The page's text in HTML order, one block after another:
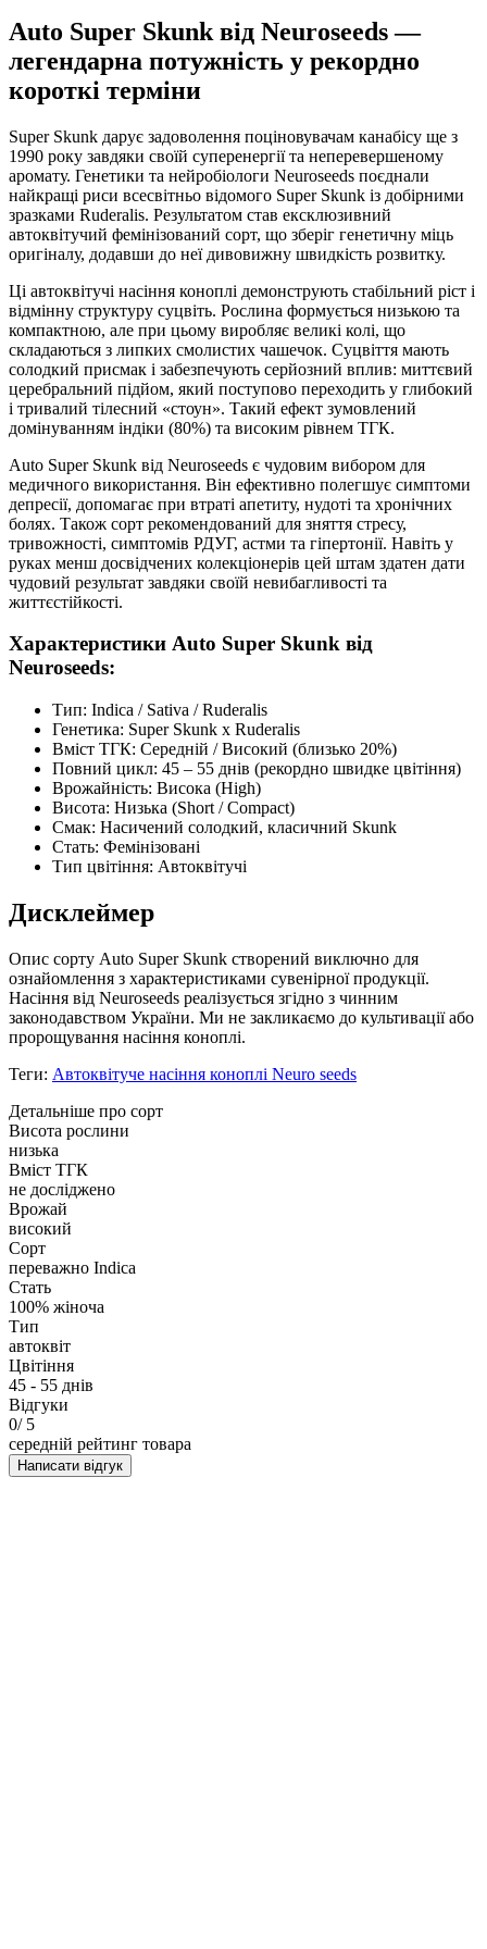
Auto Super Skunk від Neuroseeds —
легендарна потужність у рекордно
короткі терміни
Super Skunk дарує задоволення поціновувачам канабісу ще з
1990 року завдяки своїй суперенергії та неперевершеному
аромату. Генетики та нейробіологи Neuroseeds поєднали
найкращі риси всесвітньо відомого Super Skunk із добірними
зразками Ruderalis. Результатом став ексклюзивний
автоквітучий фемінізований сорт, що зберіг генетичну міць
оригіналу, додавши до неї дивовижну швидкість розвитку.
Ці автоквітучі насіння коноплі демонструють стабільний ріст і
відмінну структуру суцвіть. Рослина формується низькою та
компактною, але при цьому виробляє великі колі, що
складаються з липких смолистих чашечок. Суцвіття мають
солодкий присмак і забезпечують серйозний вплив: миттєвий
церебральний підйом, який поступово переходить у глибокий
і тривалий тілесний «стоун». Такий ефект зумовлений
домінуванням індіки (80%) та високим рівнем ТГК.
Auto Super Skunk від Neuroseeds є чудовим вибором для
медичного використання. Він ефективно полегшує симптоми
депресії, допомагає при втраті апетиту, нудоті та хронічних
болях. Також сорт рекомендований для зняття стресу,
тривожності, симптомів РДУГ, астми та гіпертонії. Навіть у
руках менш досвідчених колекціонерів цей штам здатен дати
чудовий результат завдяки своїй невибагливості та
життєстійкості.
Характеристики Auto Super Skunk від
Neuroseeds:
Тип: Indica / Sativa / Ruderalis
Генетика: Super Skunk x Ruderalis
Вміст ТГК: Середній / Високий (близько 20%)
Повний цикл: 45 – 55 днів (рекордно швидке цвітіння)
Врожайність: Висока (High)
Висота: Низька (Short / Compact)
Смак: Насичений солодкий, класичний Skunk
Стать: Фемінізовані
Тип цвітіння: Автоквітучі
Дисклеймер
Опис сорту Auto Super Skunk створений виключно для
ознайомлення з характеристиками сувенірної продукції.
Насіння від Neuroseeds реалізується згідно з чинним
законодавством України. Ми не закликаємо до культивації або
пророщування насіння коноплі.
Теги: Автоквітуче насіння коноплі Neuro seeds
Детальніше про сорт
Висота рослини
низька
Вміст ТГК
не досліджено
Врожай
високий
Сорт
переважно Indica
Стать
100% жіноча
Тип
автоквіт
Цвітіння
45 - 55 днів
Відгуки
0/ 5
середній рейтинг товара
Написати відгук